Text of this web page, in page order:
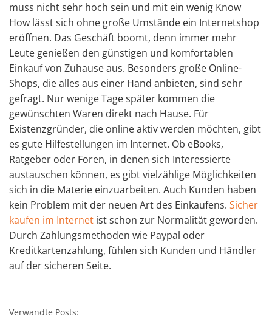
muss nicht sehr hoch sein und mit ein wenig Know
How lässt sich ohne große Umstände ein Internetshop
eröffnen. Das Geschäft boomt, denn immer mehr
Leute genießen den günstigen und komfortablen
Einkauf von Zuhause aus. Besonders große Online-
Shops, die alles aus einer Hand anbieten, sind sehr
gefragt. Nur wenige Tage später kommen die
gewünschten Waren direkt nach Hause. Für
Existenzgründer, die online aktiv werden möchten, gibt
es gute Hilfestellungen im Internet. Ob eBooks,
Ratgeber oder Foren, in denen sich Interessierte
austauschen können, es gibt vielzählige Möglichkeiten
sich in die Materie einzuarbeiten. Auch Kunden haben
kein Problem mit der neuen Art des Einkaufens. Sicher
kaufen im Internet ist schon zur Normalität geworden.
Durch Zahlungsmethoden wie Paypal oder
Kreditkartenzahlung, fühlen sich Kunden und Händler
auf der sicheren Seite.
Verwandte Posts: